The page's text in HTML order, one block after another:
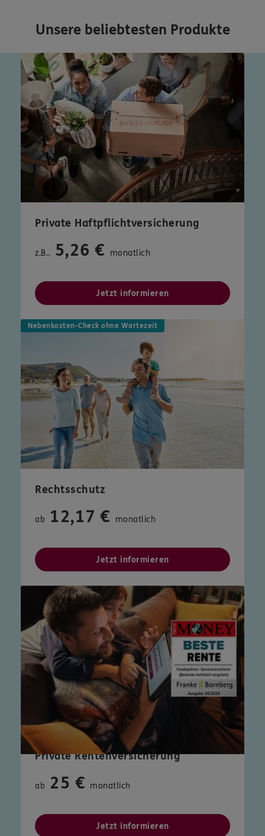
Unsere beliebtesten Produkte
Private Haftpflichtversicherung
z.B.. 5,26 € monatlich
Jetzt informieren
Nebenkosten-Check ohne Wartezeit
Rechtsschutz
ab 12,17 € monatlich
Jetzt informieren
Private Rentenversicherung
ab 25 € monatlich
Jetzt informieren